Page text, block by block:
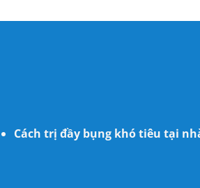
Cách trị đầy bụng khó tiêu tại